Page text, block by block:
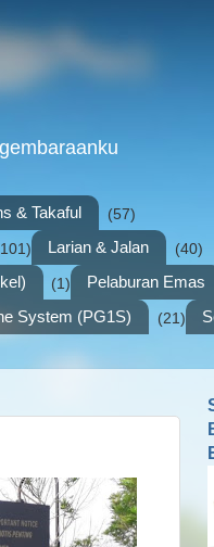
& Takaful (57)
Larian & Jalan (40)
(1) Pelaburan Emas
System (PG1S) (21)